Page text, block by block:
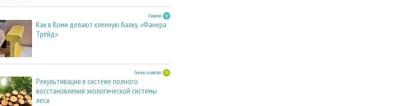
Развитие
Как в Коми делают клееную балку. «Фанера
Трейд»
Лесное хозяйство
Рекультивация в системе полного
восстановления экологической системы
леса